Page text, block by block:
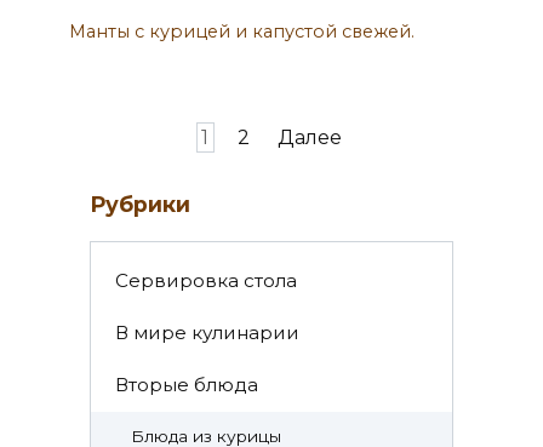
Манты с курицей и капустой свежей.
записям
1 2 Далее
Рубрики
Cервировка стола
В мире кулинарии
Вторые блюда
Блюда из курицы